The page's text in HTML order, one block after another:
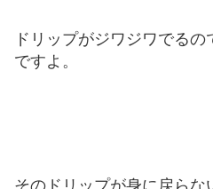
ドリップがジワジワでる
ですよ。